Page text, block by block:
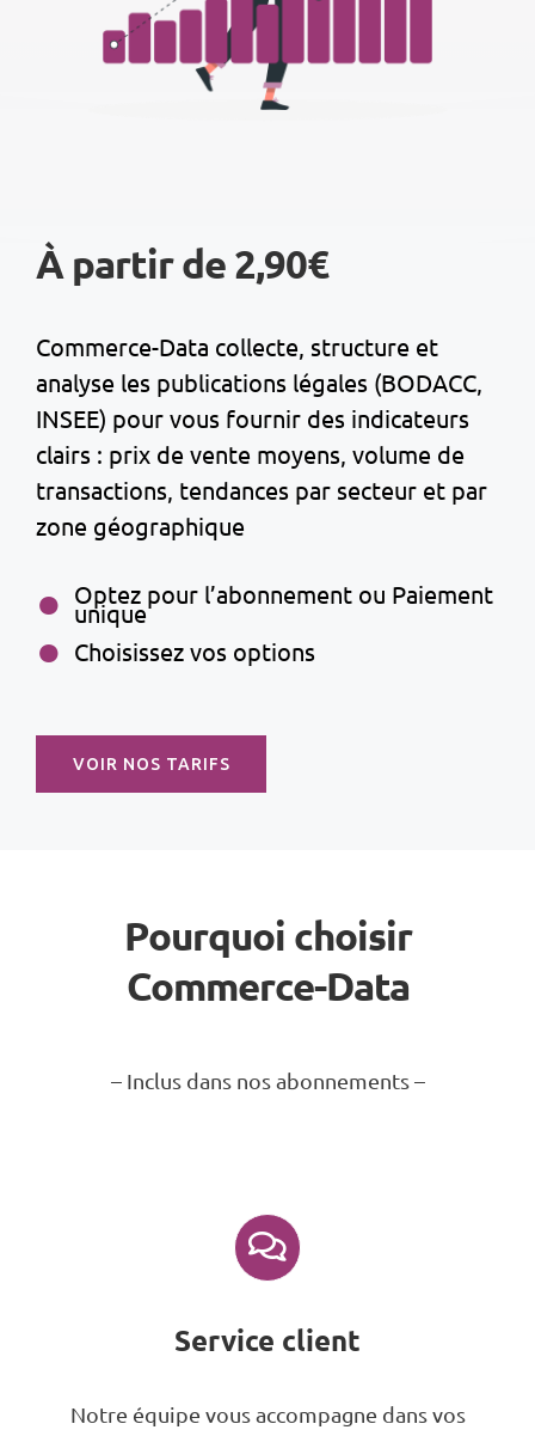
À partir de 2,90€
Commerce-Data collecte, structure et
analyse les publications légales (BODACC,
INSEE) pour vous fournir des indicateurs
clairs : prix de vente moyens, volume de
transactions, tendances par secteur et par
zone géographique
Optez pour l’abonnement ou Paiement
unique
Choisissez vos options
VOIR NOS TARIFS
Pourquoi choisir
Commerce-Data
– Inclus dans nos abonnements –
Service client
Notre équipe vous accompagne dans vos